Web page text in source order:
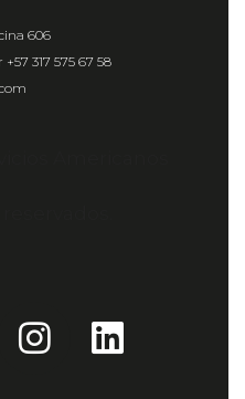
606
317 575 67 58